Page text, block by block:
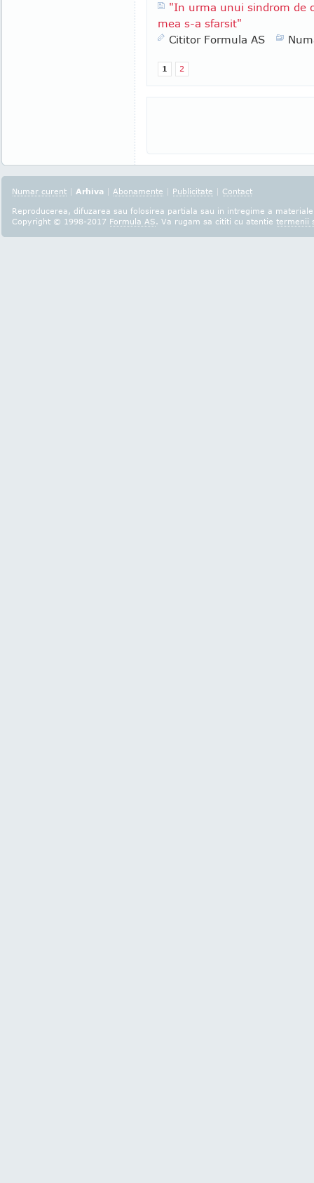
"In urma unui sindrom de
mea s-a sfarsit"
Cititor Formula AS
1 2
Numar curent | Arhiva | Abonamente | Publicitate | Contact
Reproducerea, difuzarea sau folosirea partiala sau in intregime a
Copyright © 1998-2017 Formula AS. Va rugam sa cititi cu atentie termenii